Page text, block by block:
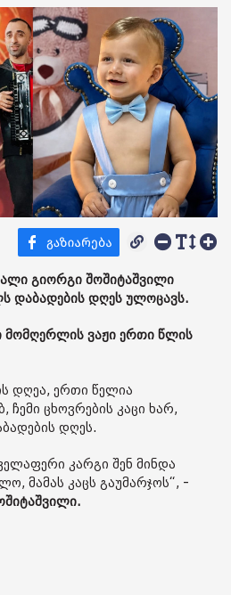
გიორგი შოშიტაშვილი
დაბადების დღეს ულოცავს.
მომღერლის ვაჟი ერთი წლის
დღეა, ერთი წელია
ჩემი ცხოვრების კაცი ხარ,
დღეს.
კარგი შენ მინდა
მამას კაცს გაუმარჯოს“, -